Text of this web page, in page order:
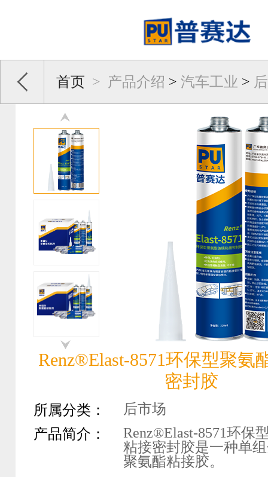
首页 > 产品介绍 > 汽车工业 >
Renz®Elast-8571环保型聚氨
密封胶
所属分类：
后市场
产品简介：
Renz®Elast-8571环保
粘接密封胶是一种单
聚氨酯粘接胶。